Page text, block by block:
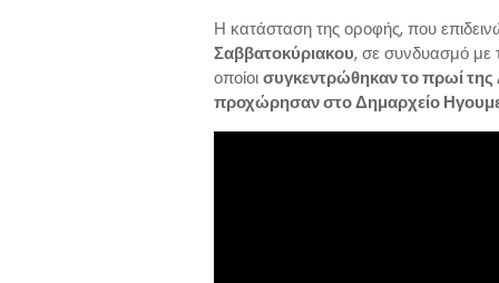
Η κατάσταση της οροφής, που
Σαββατοκύριακου, σε συνδυασμό με
οποίοισυγκεντρώθηκαν το πρωί της
προχώρησαν στο Δημαρχείο